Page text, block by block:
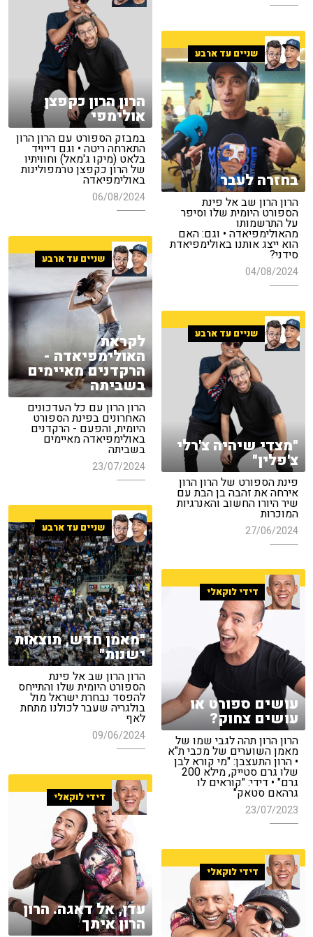
הרון הרון כקפצן
אולימפי
במבזק הספורט עם הרון הרון
התארחה ריטה • וגם דייויד
בלאט (מיקו ג'מאל) וחוויתיו
של הרון כקפצן טרמפולינות
באולימפיאדה
06/08/2024
שניים עד ארבע
בחזרה לעבר
הרון הרון שב אל פינת
הספורט היומית שלו וסיפר
על התרשמותו
מהאולימפיאדה • וגם: האם
הוא ייצג אותנו באולימפיאדת
סידני?
04/08/2024
שניים עד ארבע
לקראת
האולימפיאדה -
הרקדנים מאיימים
בשביתה
הרון הרון עם כל העדכונים
האחרונים בפינת הספורט
היומית, והפעם - הרקדנים
באולימפיאדה מאיימים
בשביתה
23/07/2024
שניים עד ארבע
"מצדי שיהיה צ'רלי
צ'פלין"
פינת הספורט של הרון הרון
אירחה את זהבה בן הבת עם
שיר היורו החשוב והאנרגיות
המוכרות
27/06/2024 שניים עד ארבע
"מאמן חדש, תוצאות
ישנות"
הרון הרון שב אל פינת
הספורט היומית שלו והתייחס
להפסד נבחרת ישראל מול
בולגריה שעבר לכולנו מתחת
לאף
09/06/2024
דידי לוקאלי
עושים ספורט או
עושים צחוק?
הרון הרון תהה לגבי שמו של
מאמן השוערים של מכבי ת"א
• הרון התעצבן: "מי קורא לבן
שלו גרם סטייק, מילא 200
גרם" • דידי: "קוראים לו
גרהאם סטאק"
23/07/2023
דידי לוקאלי
עדן, אל דאגה. הרון
הרון איתך
דידי לוקאלי